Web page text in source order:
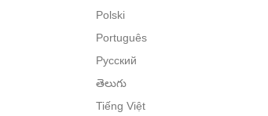
Polski
Português
Русский
తెలుగు
Tiếng Việt